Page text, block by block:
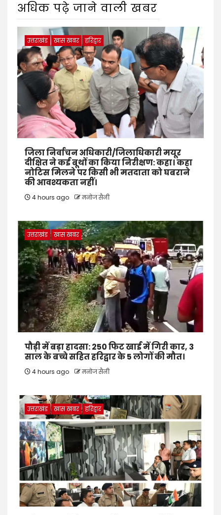
अधिक पढ़े जाने वाली खबर
उत्तराखंड खास खबर हरिद्वार
जिला निर्वाचन अधिकारी/जिलाधिकारी मयूर
दीक्षित ने कई बूथों का किया निरीक्षण: कहा। कहा
नोटिस मिलने पर किसी भी मतदाता को घबराने
की आवश्यकता नहीं।
4 hours ago मनोज सैनी
उत्तराखंड खास खबर
पौड़ी में बड़ा हादसा: 250 फिट खाई में गिरी कार, 3
साल के बच्चे सहित हरिद्वार के 5 लोगों की मौत।
4 hours ago मनोज सैनी
उत्तराखंड खास खबर हरिद्वार